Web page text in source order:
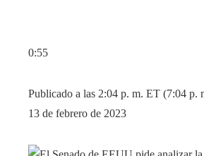
0:55
Publicado a las 2:04 p. m. ET (7:04 p.
13 de febrero de 2023